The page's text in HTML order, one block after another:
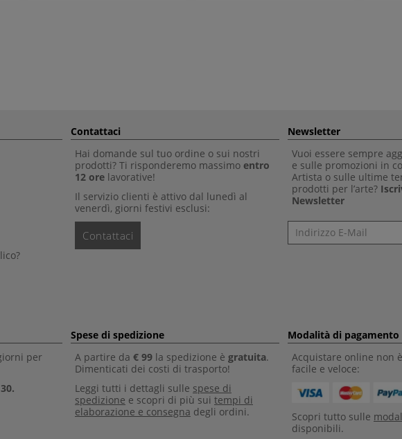
Contattaci
Hai domande sul tuo ordine o sui nostri
prodotti? Ti risponderemo massimo entro
12 ore lavorative!
Il servizio clienti è attivo dal lunedì al
venerdì, giorni festivi esclusi:
Contattaci
Newsletter
Vuoi essere sempre
e sulle promozioni in
Artista o sulle ultime
prodotti per l’arte?
Newsletter
Newsletter
per
Spese di spedizione
A partire da € 99 la spedizione è gratuita.
Dimenticati dei costi di trasporto!
Leggi tutti i dettagli sulle spese di
spedizione e scopri di più sui tempi di
elaborazione e consegna degli ordini.
Modalità di pagamento
Acquistare online non
facile e veloce:
Scopri tutto sulle
disponibili.